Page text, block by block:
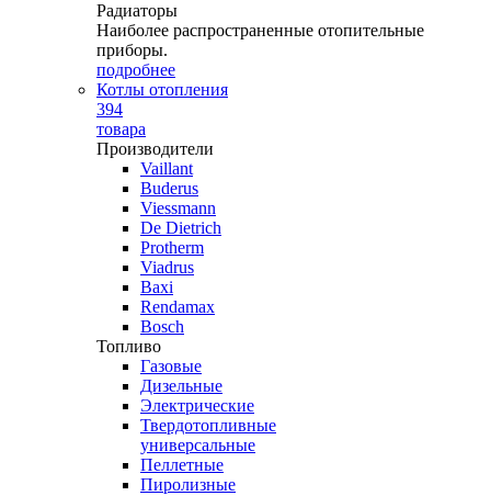
Радиаторы
Наиболее распространенные отопительные
приборы.
подробнее
Котлы отопления
394
товара
Производители
Vaillant
Buderus
Viessmann
De Dietrich
Protherm
Viadrus
Baxi
Rendamax
Bosch
Топливо
Газовые
Дизельные
Электрические
Твердотопливные
универсальные
Пеллетные
Пиролизные